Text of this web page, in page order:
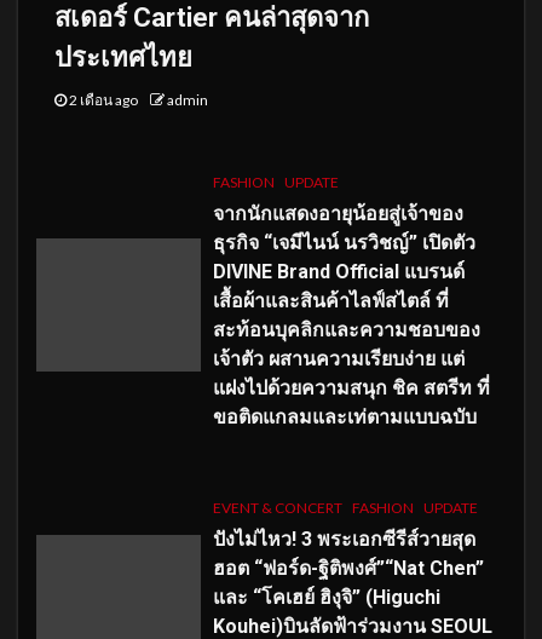
สเดอร์ Cartier คนล่าสุดจาก
ประเทศไทย
2 เดือน ago admin
FASHION UPDATE
จากนักแสดงอายุน้อยสู่เจ้าของ
ธุรกิจ “เจมีไนน์ นรวิชญ์” เปิดตัว
DIVINE Brand Official แบรนด์
เสื้อผ้าและสินค้าไลฟ์สไตล์ ที่
สะท้อนบุคลิกและความชอบของ
เจ้าตัว ผสานความเรียบง่าย แต่
แฝงไปด้วยความสนุก ชิค สตรีท ที่
ขอติดแกลมและเท่ตามแบบฉบับ
EVENT & CONCERT FASHION UPDATE
ปังไม่ไหว! 3 พระเอกซีรีส์วายสุด
ฮอต “ฟอร์ด-ฐิติพงศ์”“Nat Chen”
และ “โคเฮย์ ฮิงุจิ” (Higuchi
Kouhei)บินลัดฟ้าร่วมงาน SEOUL